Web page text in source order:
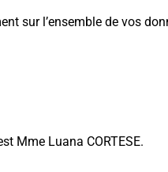
sur l’ensemble de vos
Mme Luana CORTESE.